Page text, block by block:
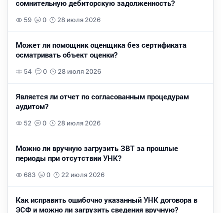
сомнительную дебиторскую задолженность?
59 0 28 июля 2026
Может ли помощник оценщика без сертификата
осматривать объект оценки?
54 0 28 июля 2026
Является ли отчет по согласованным процедурам
аудитом?
52 0 28 июля 2026
Можно ли вручную загрузить ЗВТ за прошлые
периоды при отсутствии УНК?
683 0 22 июля 2026
Как исправить ошибочно указанный УНК договора в
ЭСФ и можно ли загрузить сведения вручную?